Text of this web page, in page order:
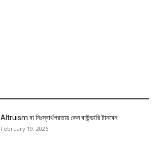
Altruism বা নিঃস্বার্থপরতায় কেন বাউন্ডারি টানবেন
February 19, 2026